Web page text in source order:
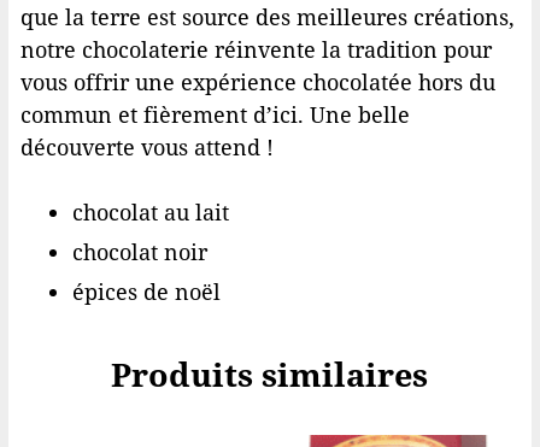
que la terre est source des meilleures créations,
notre chocolaterie réinvente la tradition pour
vous offrir une expérience chocolatée hors du
commun et fièrement d’ici. Une belle
découverte vous attend !
chocolat au lait
chocolat noir
épices de noël
Produits similaires